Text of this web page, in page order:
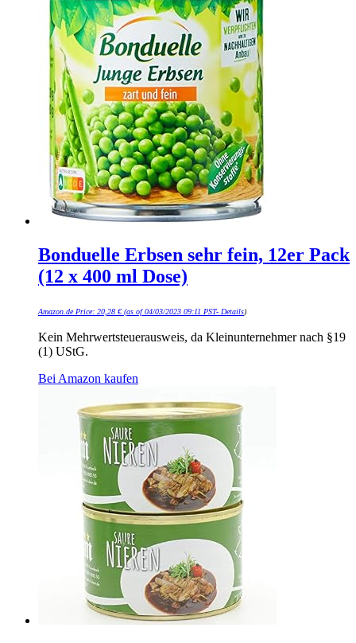
Bonduelle Erbsen sehr fein, 12er Pack
(12 x 400 ml Dose)
Amazon.de Price: 20,28 €(as of 04/03/2023 09:11 PST- Details)
Kein Mehrwertsteuerausweis, da Kleinunternehmer nach §19
(1) UStG.
Bei Amazon kaufen